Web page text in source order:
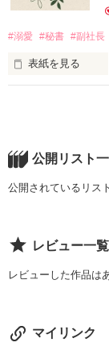
安藤 准　　
佐野 茉優　
#溺愛 #秘書 #副社長
表紙を見る
ていたある日、
が海外出張から帰
その日から副社
公開リスト
公開されているリス
レビュー一覧
レビューした作品は
マイリンク